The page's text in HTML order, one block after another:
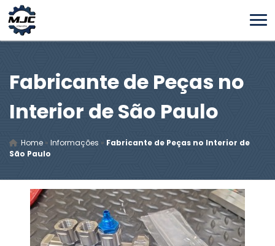
Fabricante de Peças no
Interior de São Paulo
Home » Informações » Fabricante de Peças no Interior de
São Paulo